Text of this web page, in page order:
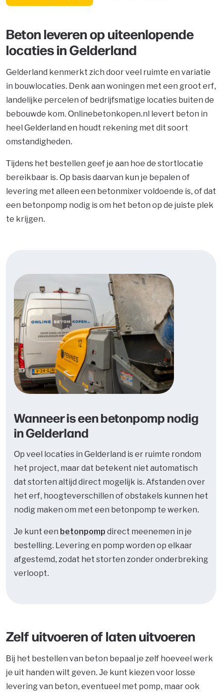
Beton leveren op uiteenlopende
locaties in Gelderland
Gelderland kenmerkt zich door veel ruimte en variatie
in bouwlocaties. Denk aan woningen met een groot erf,
landelijke percelen of bedrijfsmatige locaties buiten de
bebouwde kom. Onlinebetonkopen.nl levert beton in
heel Gelderland en houdt rekening met dit soort
omstandigheden.
Tijdens het bestellen geef je aan hoe de stortlocatie
bereikbaar is. Op basis daarvan kun je bepalen of
levering met alleen een betonmixer voldoende is, of dat
een betonpomp nodig is om het beton op de juiste plek
te krijgen.
Wanneer is een betonpomp nodig
in Gelderland
Op veel locaties in Gelderland is er ruimte rondom
het project, maar dat betekent niet automatisch
dat storten altijd direct mogelijk is. Afstanden over
het erf, hoogteverschillen of obstakels kunnen het
nodig maken om met een betonpomp te werken.
Je kunt een betonpomp direct meenemen in je
bestelling. Levering en pomp worden op elkaar
afgestemd, zodat het storten zonder onderbreking
verloopt.
Zelf uitvoeren of laten uitvoeren
Bij het bestellen van beton bepaal je zelf hoeveel werk
je uit handen wilt geven. Je kunt kiezen voor losse
levering van beton, eventueel met pomp, maar ook